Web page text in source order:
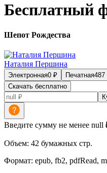
Бесплатный
Шепот Рождества
Наталия Першина
Электронная0 ₽ Печатная487
Скачать бесплатно
Введите сумму не менее null
Объем: 42 бумажных стр.
Формат: epub, fb2, pdfRead,